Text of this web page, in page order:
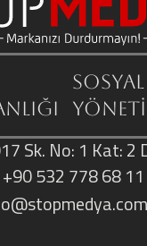
Sosyal
Sk. No: 1 Kat: 2
+90 532 778 68 11